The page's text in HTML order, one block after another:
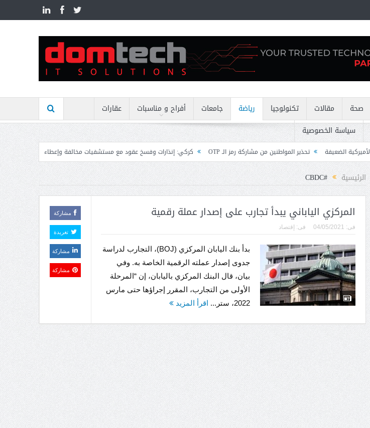
صحة مقالات تكنولوجيا رياضة جامعات أفراح و مناسبات
عقارات
سياسة الخصوصية
تحذير المواطنين من مشاركة رمز الـ OTP كركي: إنذارات وفسخ عقود مع مستشفيات مخالفة وإعطاء مهل نهائية وتوجيه إنذارات
الرئيسية #CBDC
المركزي الياباني يبدأ تجارب على إصدار عملة رقمية
فى: 04/05/2021 فى: إقتصاد
بدأ بنك اليابان المركزي (BOJ)، التجارب لدراسة
جدوى إصدار عملته الرقمية الخاصة به. وفي
بيان، قال البنك المركزي باليابان، إن “المرحلة
الأولى من التجارب، المقرر إجراؤها حتى مارس
2022، ستر...
اقرأ المزيد
مشاركة
تغريدة
مشاركة
مشاركة